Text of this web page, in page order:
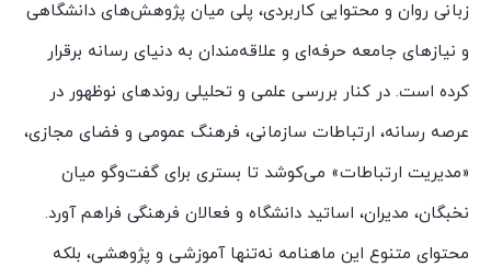
زبانی روان و محتوایی کاربردی، پلی میان پژوهش‌های دانشگاهی
و نیازهای جامعه حرفه‌ای و علاقه‌مندان به دنیای رسانه برقرار
کرده است. در کنار بررسی علمی و تحلیلی روندهای نوظهور در
عرصه رسانه، ارتباطات سازمانی، فرهنگ عمومی و فضای مجازی،
«مدیریت ارتباطات» می‌کوشد تا بستری برای گفت‌وگو میان
نخبگان، مدیران، اساتید دانشگاه و فعالان فرهنگی فراهم آورد.
محتوای متنوع این ماهنامه نه‌تنها آموزشی و پژوهشی، بلکه